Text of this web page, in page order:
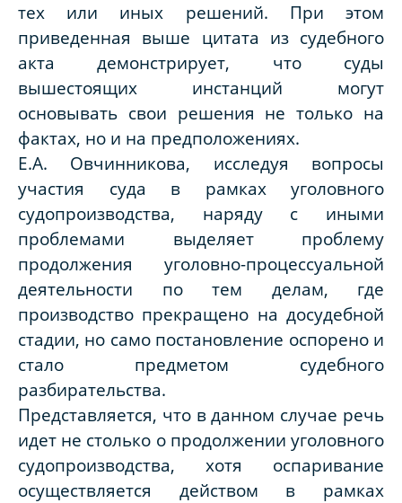
тех или иных решений. При этом
приведенная выше цитата из судебного
акта демонстрирует, что суды
вышестоящих инстанций могут
основывать свои решения не только на
фактах, но и на предположениях.
Е.А. Овчинникова, исследуя вопросы
участия суда в рамках уголовного
судопроизводства, наряду с иными
проблемами выделяет проблему
продолжения уголовно-процессуальной
деятельности по тем делам, где
производство прекращено на досудебной
стадии, но само постановление оспорено и
стало предметом судебного
разбирательства.
Представляется, что в данном случае речь
идет не столько о продолжении уголовного
судопроизводства, хотя оспаривание
осуществляется действом в рамках